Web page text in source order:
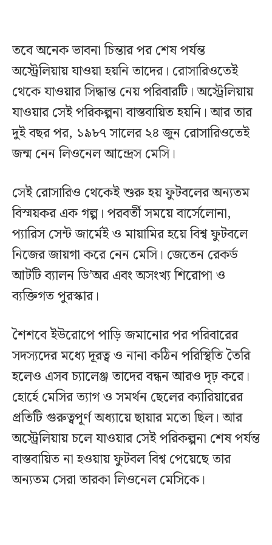
তবে অনেক ভাবনা চিন্তার পর শেষ পর্যন্ত
অস্ট্রেলিয়ায় যাওয়া হয়নি তাদের। রোসারিওতেই
থেকে যাওয়ার সিদ্ধান্ত নেয় পরিবারটি। অস্ট্রেলিয়ায়
যাওয়ার সেই পরিকল্পনা বাস্তবায়িত হয়নি। আর তার
দুই বছর পর, ১৯৮৭ সালের ২৪ জুন রোসারিওতেই
জন্ম নেন লিওনেল আন্দ্রেস মেসি।
সেই রোসারিও থেকেই শুরু হয় ফুটবলের অন্যতম
বিস্ময়কর এক গল্প। পরবর্তী সময়ে বার্সেলোনা,
প্যারিস সেন্ট জার্মেই ও মায়ামির হয়ে বিশ্ব ফুটবলে
নিজের জায়গা করে নেন মেসি। জেতেন রেকর্ড
আটটি ব্যালন ডি’অর এবং অসংখ্য শিরোপা ও
ব্যক্তিগত পুরস্কার।
শৈশবে ইউরোপে পাড়ি জমানোর পর পরিবারের
সদস্যদের মধ্যে দূরত্ব ও নানা কঠিন পরিস্থিতি তৈরি
হলেও এসব চ্যালেঞ্জ তাদের বন্ধন আরও দৃঢ় করে।
হোর্হে মেসির ত্যাগ ও সমর্থন ছেলের ক্যারিয়ারের
প্রতিটি গুরুত্বপূর্ণ অধ্যায়ে ছায়ার মতো ছিল। আর
অস্ট্রেলিয়ায় চলে যাওয়ার সেই পরিকল্পনা শেষ পর্যন্ত
বাস্তবায়িত না হওয়ায় ফুটবল বিশ্ব পেয়েছে তার
অন্যতম সেরা তারকা লিওনেল মেসিকে।